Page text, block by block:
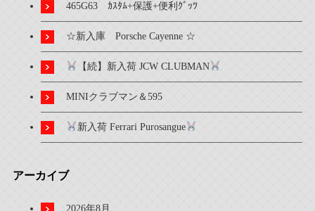
465G63 ｶｽﾀﾑ+保護+便利ｸﾞｯﾂ
☆新入庫 Porsche Cayenne ☆
【続】新入荷 JCW CLUBMAN
MINIクラブマン＆595
新入荷 Ferrari Purosangue
アーカイブ
2026年8月